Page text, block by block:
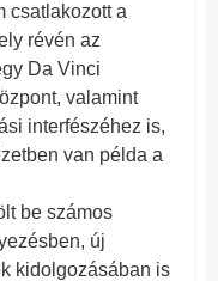
csatlakozott a
révén az
Da Vinci
valamint
interfészéhez is,
van példa a
be számos
új
kidolgozásában is